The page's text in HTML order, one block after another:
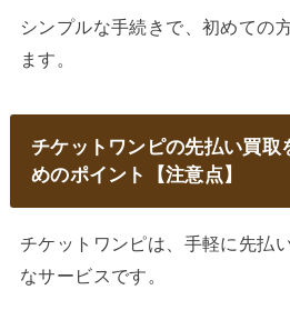
シンプルな手続きで、初めての
ます。
チケットワンピの先払い買取
めのポイント【注意点】
チケットワンピは、手軽に先払
なサービスです。